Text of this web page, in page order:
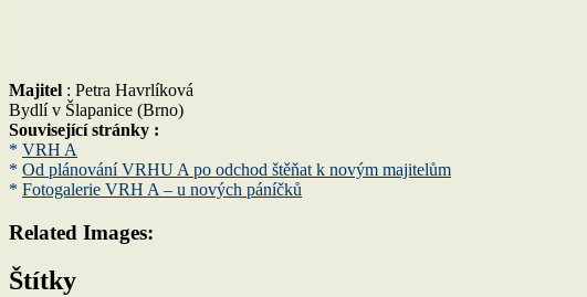
Majitel : Petra Havrlíková
Bydlí v Šlapanice (Brno)
Související stránky :
* VRH A
* Od plánování VRHU A po odchod štěňat k novým majitelům
* Fotogalerie VRH A – u nových páníčků
Related Images:
Štítky